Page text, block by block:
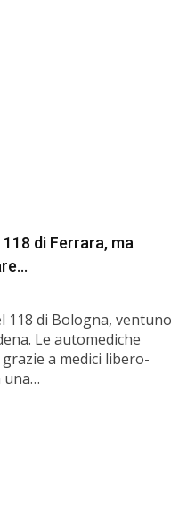
di Ferrara, ma
118 di Bologna, ventuno
Le automediche
a medici libero-
una…